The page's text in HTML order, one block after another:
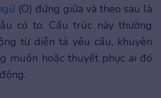
(O) đứng giữa và theo sau là
có to. Cấu trúc này thường
từ diễn tả yêu cầu, khuyên
muốn hoặc thuyết phục ai đó